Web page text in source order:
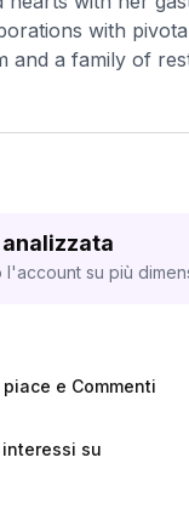
with
and a family of
su più
e Commenti
su